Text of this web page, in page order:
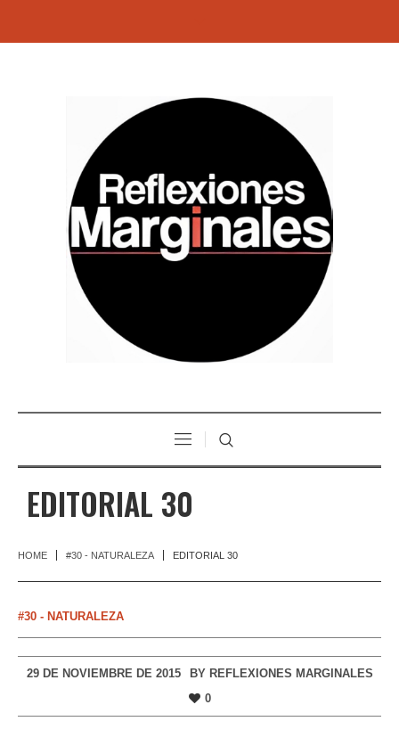
EDITORIAL 30
HOME #30 - NATURALEZA EDITORIAL 30
#30 - NATURALEZA
29 DE NOVIEMBRE DE 2015 BY REFLEXIONES MARGINALES
0